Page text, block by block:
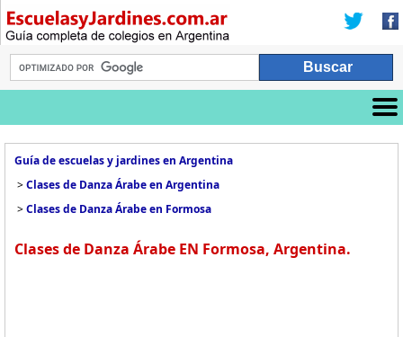
Guía de escuelas y jardines en Argentina
>Clases de Danza Árabe en Argentina
>Clases de Danza Árabe en Formosa
Clases de Danza Árabe EN Formosa, Argentina.